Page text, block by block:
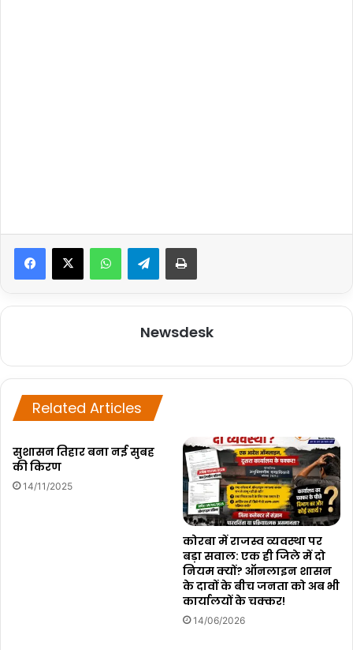
Telegram
Newsdesk
Related Articles
सुशासन तिहार बना नई सुबह
की किरण
14/11/2025
कोरबा में राजस्व व्यवस्था पर
बड़ा सवाल: एक ही जिले में दो
नियम क्यों? ऑनलाइन शासन
के दावों के बीच जनता को अब भी
कार्यालयों के चक्कर!
14/06/2026